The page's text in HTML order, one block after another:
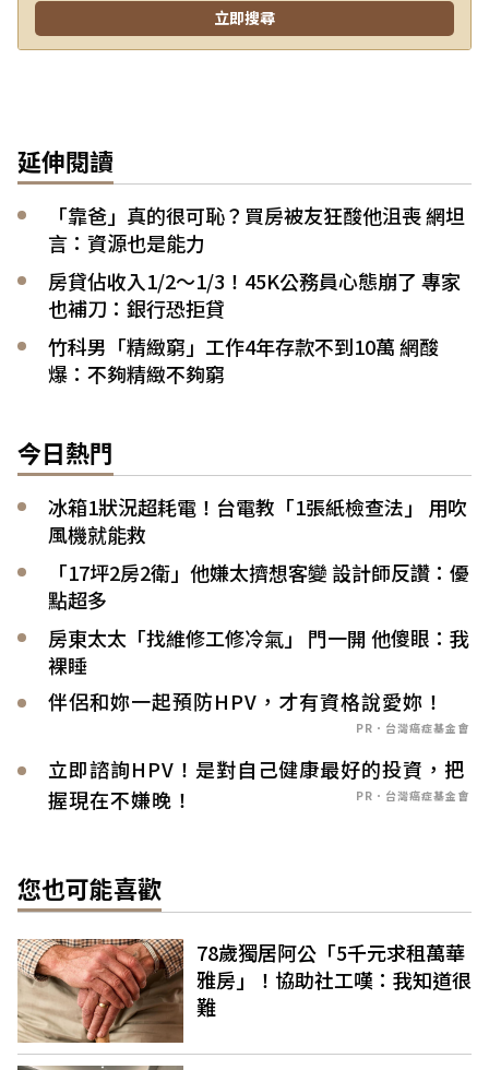
延伸閱讀
「靠爸」真的很可恥？買房被友狂酸他沮喪 網坦
言：資源也是能力
房貸佔收入1/2～1/3！45K公務員心態崩了 專家
也補刀：銀行恐拒貸
竹科男「精緻窮」工作4年存款不到10萬 網酸
爆：不夠精緻不夠窮
今日熱門
冰箱1狀況超耗電！台電教「1張紙檢查法」 用吹
風機就能救
「17坪2房2衛」他嫌太擠想客變 設計師反讚：優
點超多
房東太太「找維修工修冷氣」 門一開 他傻眼：我
裸睡
伴侶和妳一起預防HPV，才有資格說愛妳！
PR．台灣癌症基金會
立即諮詢HPV！是對自己健康最好的投資，把
握現在不嫌晚！
PR．台灣癌症基金會
您也可能喜歡
78歲獨居阿公「5千元求租萬華
雅房」！協助社工嘆：我知道很
難